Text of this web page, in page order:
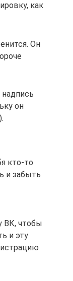
как
Он
он
кто-то
и забыть
ВК, чтобы
и эту